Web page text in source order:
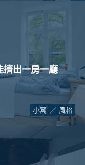
擠出一房一廳
小窩 風格